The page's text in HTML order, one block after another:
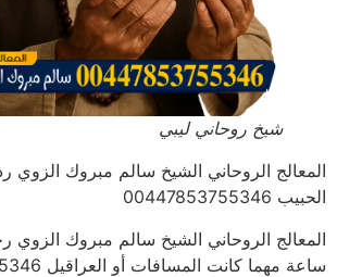
شيخ روحاني ليبي
المعالج الروحاني الشيخ سالم مبروك الزوي
الحبيب 00447853755346
المعالج الروحاني الشيخ سالم مبروك الزوي
ساعة مهما كانت المسافات أو العراقيل 00447853755346